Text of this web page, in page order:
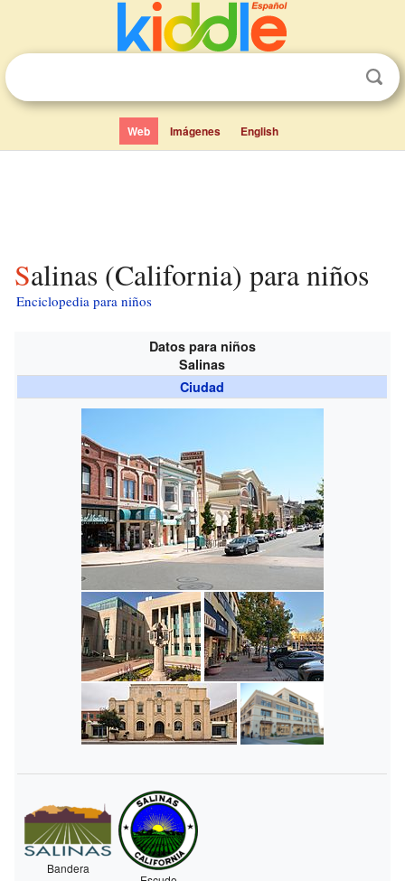
Web Imágenes English
Salinas (California) para niños
Enciclopedia para niños
Datos para niños
Salinas
Ciudad
Bandera